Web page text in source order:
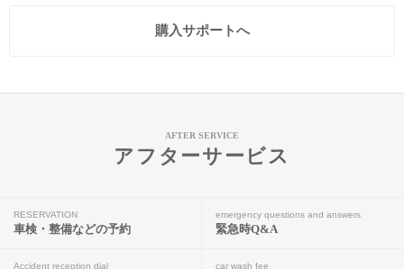
購入サポートへ
AFTER SERVICE
アフターサービス
RESERVATION
車検・整備などの予約
emergency questions and answers
緊急時Q&A
Accident reception dial car wash fee